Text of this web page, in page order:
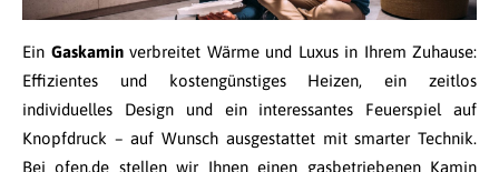
Ein Gaskaminverbreitet Wärme und Luxus in Ihrem Zuhause:
Effizientes und kostengünstiges Heizen, ein zeitlos
individuelles Design und ein interessantes Feuerspiel auf
Knopfdruck – auf Wunsch ausgestattet mit smarter Technik.
Bei ofen.de stellen wir Ihnen einen gasbetriebenen Kamin